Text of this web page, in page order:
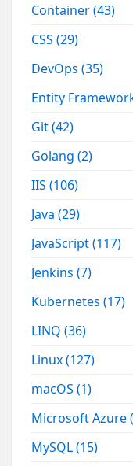
Container(43)
CSS(29)
DevOps(35)
Entity
Git(42)
Golang(2)
IIS(106)
Java(29)
JavaScript(117)
Jenkins(7)
Kubernetes(17)
LINQ(36)
Linux(127)
macOS(1)
Microsoft Azure
MySQL(15)